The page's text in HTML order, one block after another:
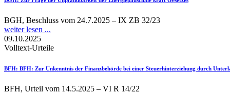
BGH, Beschluss vom 24.7.2025 – IX ZB 32/23
weiter lesen ...
09.10.2025
Volltext-Urteile
BFH: BFH: Zur Unkenntnis der Finanzbehörde bei einer Steuerhinterziehung durch
BFH, Urteil vom 14.5.2025 – VI R 14/22